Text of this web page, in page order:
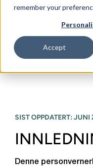
remember your
Accept
SIST OPPDATERT: JUNI
Denne